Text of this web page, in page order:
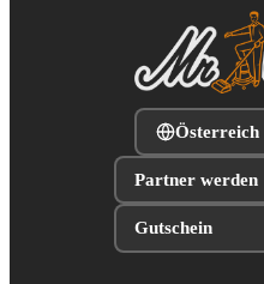
Österreich
Partner werden
Gutschein